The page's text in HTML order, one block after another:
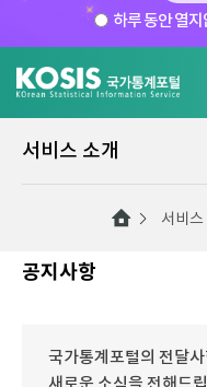
하루 동안 열지
서비스 소개
서비스
공지사항
국가통계포털의 전달
새로운 소식을 전해드